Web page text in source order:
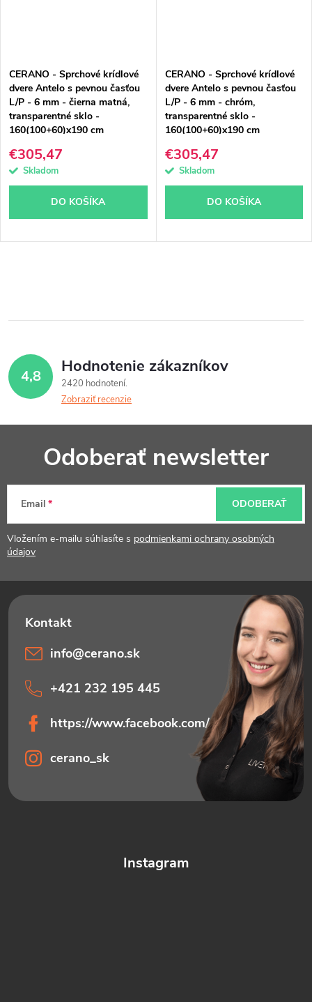
CERANO - Sprchové krídlové
dvere Antelo s pevnou časťou
L/P - 6 mm - čierna matná,
transparentné sklo -
160(100+60)x190 cm
€305,47
Skladom
DO KOŠÍKA
CERANO - Sprchové krídlové
dvere Antelo s pevnou časťou
L/P - 6 mm - chróm,
transparentné sklo -
160(100+60)x190 cm
€305,47
Skladom
DO KOŠÍKA
á
d
c
e
r
v
k
y
4,8 Hodnotenie zákazníkov
2420 hodnotení
Zobraziť recenzie
p
ä
i
e
Odoberať newsletter
Email
Vložením e-mailu súhlasíte s podmienkami ochrany osobných
údajov
ODOBERAŤ
Instagram
info@cerano.sk
+421 232 195 445
https://www.facebook.com/ceranosk
cerano_sk